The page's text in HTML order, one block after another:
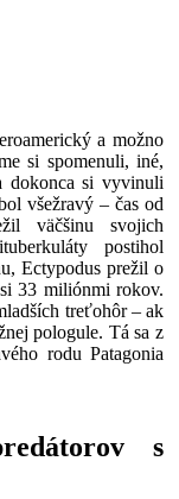
a možno
si spomenuli, iné,
dokonca si vyvinuli
všežravý – čas od
väčšinu svojich
postihol
Ectypodus prežil o
33 miliónmi rokov.
treťohôr – ak
pologule. Tá sa z
rodu Patagonia
s